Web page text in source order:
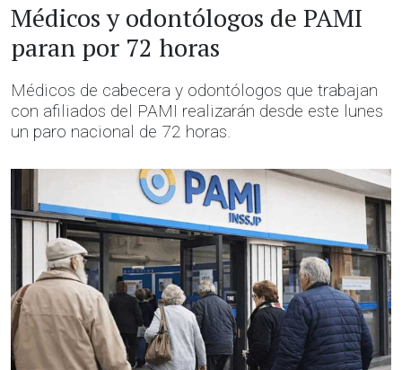
Médicos y odontólogos de PAMI
paran por 72 horas
Médicos de cabecera y odontólogos que trabajan
con afiliados del PAMI realizarán desde este lunes
un paro nacional de 72 horas.